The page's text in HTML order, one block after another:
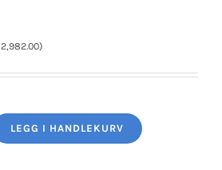
2,982.00)
LEGG I HANDLEKURV